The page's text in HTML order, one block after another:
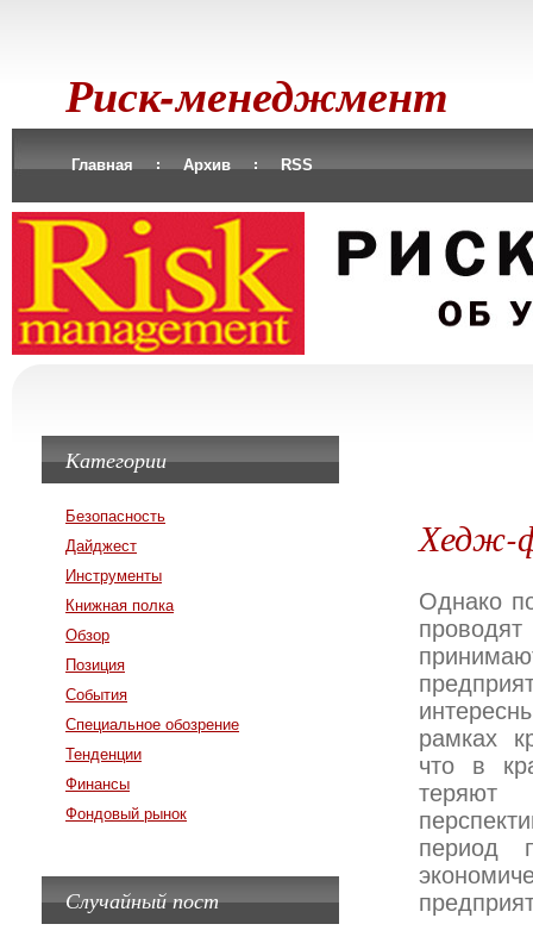
Риск-менеджмент
Главная Архив RSS
Хедж-
Однако
рамках
что в
теряют
период
Категории
Безопасность
Дайджест
Инструменты
Книжная полка
Обзор
Позиция
События
Специальное обозрение
Тенденции
Финансы
Фондовый рынок
Случайный пост